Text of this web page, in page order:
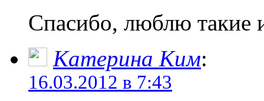
Спасибо, люблю такие
Катерина Ким:
16.03.2012 в 7:43